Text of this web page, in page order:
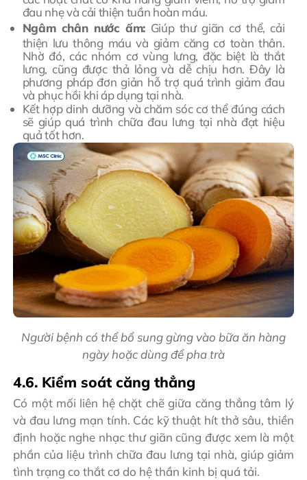
đau nhẹ và cải thiện tuần hoàn máu.
Ngâm chân nước ấm: Giúp thư giãn cơ thể, cải
thiện lưu thông máu và giảm căng cơ toàn thân.
Nhờ đó, các nhóm cơ vùng lưng, đặc biệt là thắt
lưng, cũng được thả lỏng và dễ chịu hơn. Đây là
phương pháp đơn giản hỗ trợ quá trình giảm đau
và phục hồi khi áp dụng tại nhà.
Kết hợp dinh dưỡng và chăm sóc cơ thể đúng cách
sẽ giúp quá trình chữa đau lưng tại nhà đạt hiệu
quả tốt hơn.
Người bệnh có thể bổ sung gừng vào bữa ăn hàng
ngày hoặc dùng để pha trà
4.6. Kiểm soát căng thẳng
Có một mối liên hệ chặt chẽ giữa căng thẳng tâm lý
và đau lưng mạn tính. Các kỹ thuật hít thở sâu, thiền
định hoặc nghe nhạc thư giãn cũng được xem là một
phần của liệu trình chữa đau lưng tại nhà, giúp giảm
tình trạng co thắt cơ do hệ thần kinh bị quá tải.